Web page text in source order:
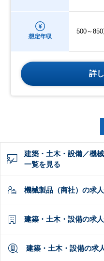
想定年収
500～
詳
建築・土木・設備／機
一覧を見る
機械製品（商社）の求
建築・土木・設備の求
建築・土木・設備の求